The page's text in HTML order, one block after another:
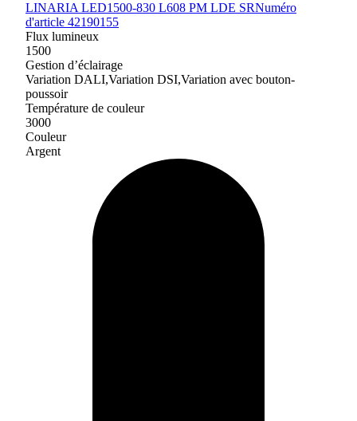
LINARIA LED1500-830 L608 PM LDE SRNuméro
d'article 42190155
Flux lumineux
1500
Gestion d’éclairage
Variation DALI,Variation DSI,Variation avec bouton-
poussoir
Température de couleur
3000
Couleur
Argent